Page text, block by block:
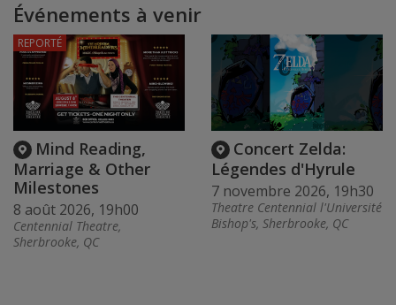
Événements à venir
Mind Reading,
Marriage & Other
Milestones
8 août 2026, 19h00
Centennial Theatre,
Sherbrooke, QC
REPORTÉ
Concert Zelda:
Légendes d'Hyrule
7 novembre 2026, 19h30
Theatre Centennial l'Université
Bishop's, Sherbrooke, QC